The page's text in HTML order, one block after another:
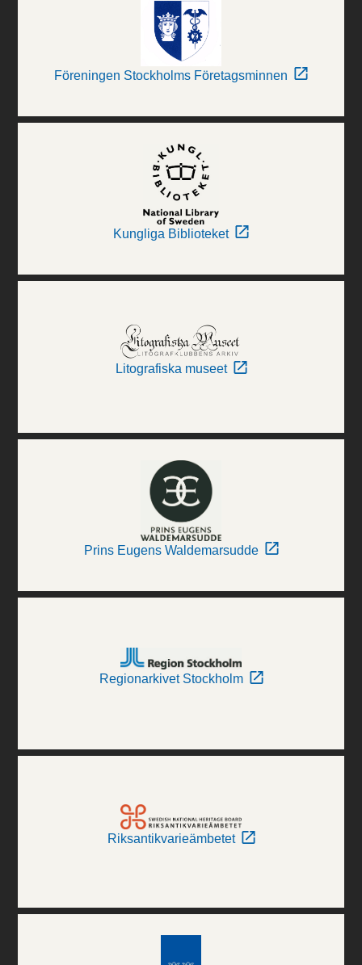
Föreningen Stockholms Företagsminnen
Kungliga Biblioteket
Litografiska museet
Prins Eugens Waldemarsudde
Regionarkivet Stockholm
Riksantikvarieämbetet